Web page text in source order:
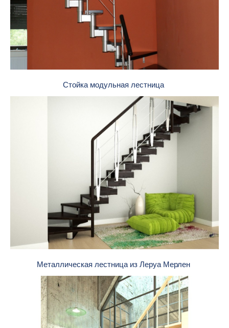
Стойка модульная лестница
Металлическая лестница из Леруа Мерлен